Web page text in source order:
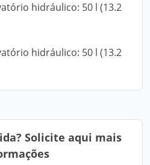
hidráulico: 50 l (13.2
hidráulico: 50 l (13.2
Solicite aqui mais